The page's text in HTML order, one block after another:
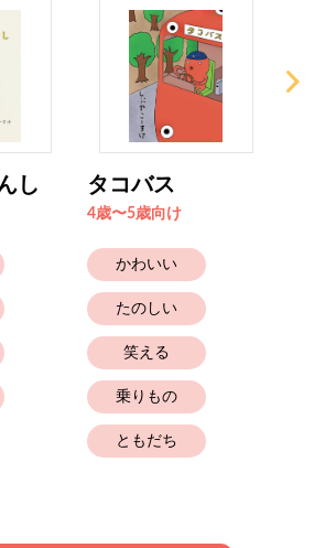
し タコバス
4歳〜5歳向け
かわいい
たのしい
笑える
乗りもの
ともだち